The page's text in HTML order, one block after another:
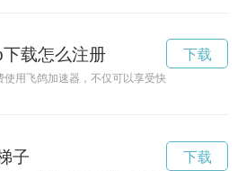
载怎么注册
使用飞鸽加速器，不仅可以享受快速的网络加速
下载
子 下载